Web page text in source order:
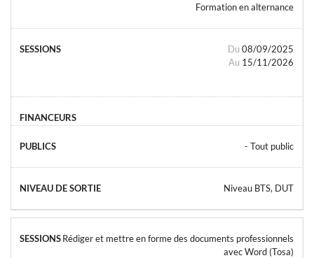
Formation en alternance
Du 08/09/2025
Au 15/11/2026
- Tout public
Niveau BTS, DUT
Rédiger et mettre en forme des documents professionnels
avec Word (Tosa)